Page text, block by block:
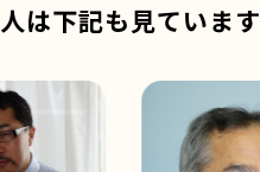
は下記も見ています